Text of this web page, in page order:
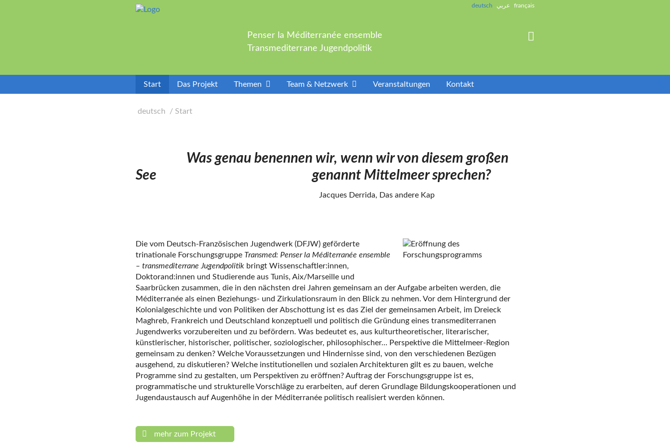
deutsch عربي français

Penser la Méditerranée ensemble
Transmediterrane Jugendpolitik
Start Das Projekt Themen Team & Netzwerk Veranstaltungen Kontakt
deutsch Start
Was genau benennen wir, wenn wir von diesem großen
See genannt Mittelmeer sprechen?
Jacques Derrida, Das andere Kap
Die vom Deutsch-Französischen Jugendwerk (DFJW) geförderte
trinationale Forschungsgruppe Transmed: Penser la Méditerranée ensemble
– transmediterrane Jugendpolitik bringt Wissenschaftler:innen,
Doktorand:innen und Studierende aus Tunis, Aix/Marseille und
Saarbrücken zusammen, die in den nächsten drei Jahren gemeinsam an der Aufgabe arbeiten werden, die
Méditerranée als einen Beziehungs- und Zirkulationsraum in den Blick zu nehmen. Vor dem Hintergrund der
Kolonialgeschichte und von Politiken der Abschottung ist es das Ziel der gemeinsamen Arbeit, im Dreieck
Maghreb, Frankreich und Deutschland konzeptuell und politisch die Gründung eines transmediterranen
Jugendwerks vorzubereiten und zu befördern. Was bedeutet es, aus kulturtheoretischer, literarischer,
künstlerischer, historischer, politischer, soziologischer, philosophischer… Perspektive die Mittelmeer-Region
gemeinsam zu denken? Welche Voraussetzungen und Hindernisse sind, von den verschiedenen Bezügen
ausgehend, zu diskutieren? Welche institutionellen und sozialen Architekturen gilt es zu bauen, welche
Programme sind zu gestalten, um Perspektiven zu eröffnen? Auftrag der Forschungsgruppe ist es,
programmatische und strukturelle Vorschläge zu erarbeiten, auf deren Grundlage Bildungskooperationen und
Jugendaustausch auf Augenhöhe in der Méditerranée politisch realisiert werden können.
mehr zum Projekt